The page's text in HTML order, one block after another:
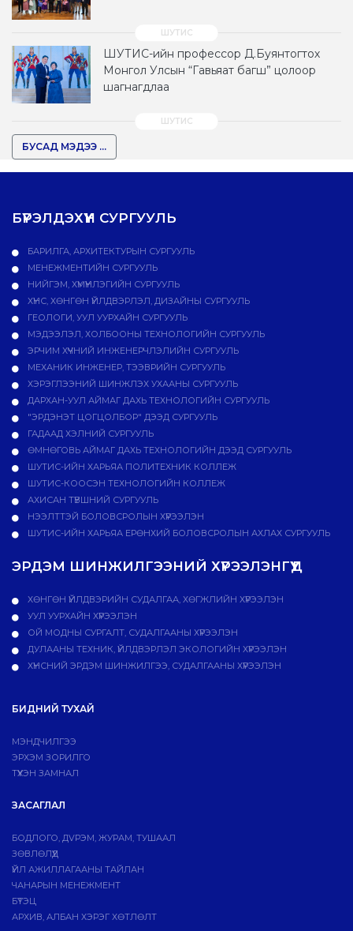
ШУТИС-ийн профессор Д.Буянтогтох
Монгол Улсын “Гавьяат багш” цолоор
шагнагдлаа
БУСАД МЭДЭЭ ...
БҮРЭЛДЭХҮҮН СУРГУУЛЬ
БАРИЛГА, АРХИТЕКТУРЫН СУРГУУЛЬ
МЕНЕЖМЕНТИЙН СУРГУУЛЬ
НИЙГЭМ, ХҮМҮҮНЛЭГИЙН СУРГУУЛЬ
ХҮНС, ХӨНГӨН ҮЙЛДВЭРЛЭЛ, ДИЗАЙНЫ СУРГУУЛЬ
ГЕОЛОГИ, УУЛ УУРХАЙН СУРГУУЛЬ
МЭДЭЭЛЭЛ, ХОЛБООНЫ ТЕХНОЛОГИЙН СУРГУУЛЬ
ЭРЧИМ ХҮЧНИЙ ИНЖЕНЕРЧЛЭЛИЙН СУРГУУЛЬ
МЕХАНИК ИНЖЕНЕР, ТЭЭВРИЙН СУРГУУЛЬ
ХЭРЭГЛЭЭНИЙ ШИНЖЛЭХ УХААНЫ СУРГУУЛЬ
ДАРХАН-УУЛ АЙМАГ ДАХЬ ТЕХНОЛОГИЙН СУРГУУЛЬ
"ЭРДЭНЭТ ЦОГЦОЛБОР" ДЭЭД СУРГУУЛЬ
ГАДААД ХЭЛНИЙ СУРГУУЛЬ
ӨМНӨГОВЬ АЙМАГ ДАХЬ ТЕХНОЛОГИЙН ДЭЭД СУРГУУЛЬ
ШУТИС-ИЙН ХАРЬЯА ПОЛИТЕХНИК КОЛЛЕЖ
ШУТИС-КООСЭН ТЕХНОЛОГИЙН КОЛЛЕЖ
АХИСАН ТҮВШНИЙ СУРГУУЛЬ
НЭЭЛТТЭЙ БОЛОВСРОЛЫН ХҮРЭЭЛЭН
ШУТИС-ИЙН ХАРЬЯА ЕРӨНХИЙ БОЛОВСРОЛЫН АХЛАХ СУРГУУЛЬ
ЭРДЭМ ШИНЖИЛГЭЭНИЙ ХҮРЭЭЛЭНГҮҮД
ХӨНГӨН ҮЙЛДВЭРИЙН СУДАЛГАА, ХӨГЖЛИЙН ХҮРЭЭЛЭН
УУЛ УУРХАЙН ХҮРЭЭЛЭН
ОЙ МОДНЫ СУРГАЛТ, СУДАЛГААНЫ ХҮРЭЭЛЭН
ДУЛААНЫ ТЕХНИК, ҮЙЛДВЭРЛЭЛ ЭКОЛОГИЙН ХҮРЭЭЛЭН
ХҮНСНИЙ ЭРДЭМ ШИНЖИЛГЭЭ, СУДАЛГААНЫ ХҮРЭЭЛЭН
БИДНИЙ ТУХАЙ
МЭНДЧИЛГЭЭ
ЭРХЭМ ЗОРИЛГО
ТҮҮХЭН ЗАМНАЛ
ЗАСАГЛАЛ
БОДЛОГО, ДVРЭМ, ЖУРАМ, ТУШААЛ
ЗӨВЛӨЛҮҮД
ҮЙЛ АЖИЛЛАГААНЫ ТАЙЛАН
ЧАНАРЫН МЕНЕЖМЕНТ
БҮТЭЦ
АРХИВ, АЛБАН ХЭРЭГ ХӨТЛӨЛТ